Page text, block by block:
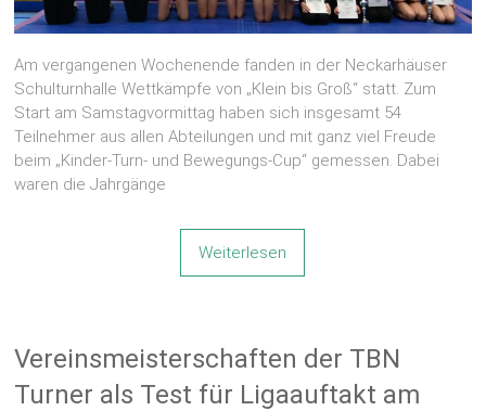
Am vergangenen Wochenende fanden in der Neckarhäuser
Schulturnhalle Wettkämpfe von „Klein bis Groß“ statt. Zum
Start am Samstagvormittag haben sich insgesamt 54
Teilnehmer aus allen Abteilungen und mit ganz viel Freude
beim „Kinder-Turn- und Bewegungs-Cup“ gemessen. Dabei
waren die Jahrgänge
Weiterlesen
Vereinsmeisterschaften der TBN
Turner als Test für Ligaauftakt am